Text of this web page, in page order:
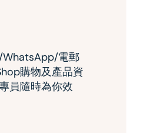
WhatsApp/電郵
購物及產品資
員隨時為你效